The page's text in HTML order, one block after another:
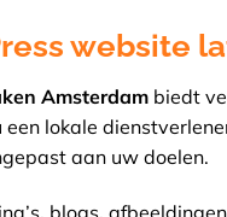
website
Amsterdam biedt
lokale
aan uw doelen.
blogs,